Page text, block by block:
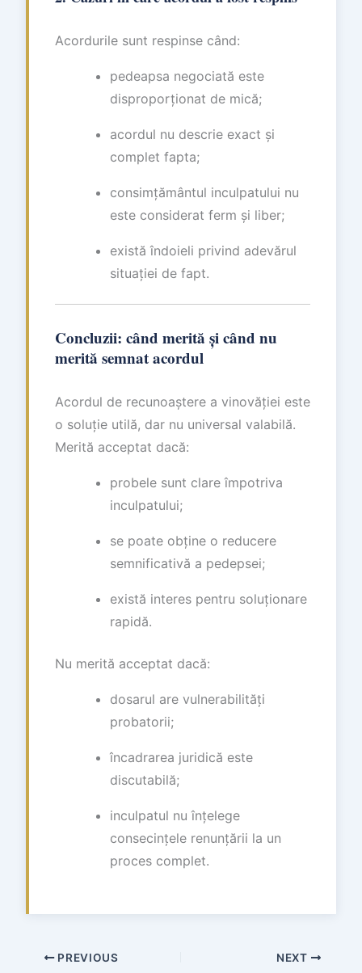
Acordurile sunt respinse când:
pedeapsa negociată este
disproporționat de mică;
acordul nu descrie exact și
complet fapta;
consimțământul inculpatului nu
este considerat ferm și liber;
există îndoieli privind adevărul
situației de fapt.
Concluzii: când merită și când nu
merită semnat acordul
Acordul de recunoaștere a vinovăției este
o soluție utilă, dar nu universal valabilă.
Merită acceptat dacă:
probele sunt clare împotriva
inculpatului;
se poate obține o reducere
semnificativă a pedepsei;
există interes pentru soluționare
rapidă.
Nu merită acceptat dacă:
dosarul are vulnerabilități
probatorii;
încadrarea juridică este
discutabilă;
inculpatul nu înțelege
consecințele renunțării la un
proces complet.
PREVIOUS NEXT